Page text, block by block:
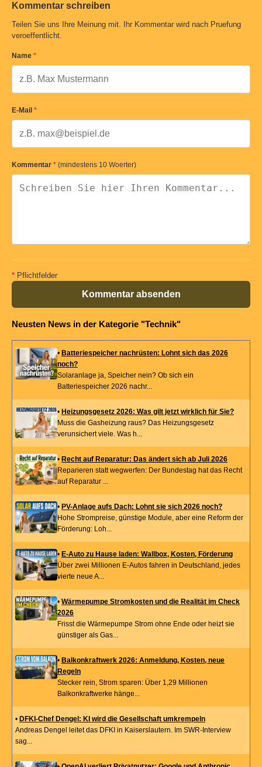
Kommentar schreiben
Teilen Sie uns Ihre Meinung mit. Ihr Kommentar wird nach Pruefung
veroeffentlicht.
Name *
E-Mail *
Kommentar * (mindestens 10 Woerter)
* Pflichtfelder
Kommentar absenden
Neusten News in der Kategorie "Technik"
• Batteriespeicher nachrüsten: Lohnt sich das 2026
noch?
Solaranlage ja, Speicher nein? Ob sich ein
Batteriespeicher 2026 nachr...
• Heizungsgesetz 2026: Was gilt jetzt wirklich für Sie?
Muss die Gasheizung raus? Das Heizungsgesetz
verunsichert viele. Was h...
• Recht auf Reparatur: Das ändert sich ab Juli 2026
Reparieren statt wegwerfen: Der Bundestag hat das Recht
auf Reparatur ...
• PV-Anlage aufs Dach: Lohnt sie sich 2026 noch?
Hohe Strompreise, günstige Module, aber eine Reform der
Förderung: Loh...
• E-Auto zu Hause laden: Wallbox, Kosten, Förderung
Über zwei Millionen E-Autos fahren in Deutschland, jedes
vierte neue A...
• Wärmepumpe Stromkosten und die Realität im Check
2026
Frisst die Wärmepumpe Strom ohne Ende oder heizt sie
günstiger als Gas...
• Balkonkraftwerk 2026: Anmeldung, Kosten, neue
Regeln
Stecker rein, Strom sparen: Über 1,29 Millionen
Balkonkraftwerke hänge...
• DFKI-Chef Dengel: KI wird die Gesellschaft umkrempeln
Andreas Dengel leitet das DFKI in Kaiserslautern. Im SWR-Interview
sag...